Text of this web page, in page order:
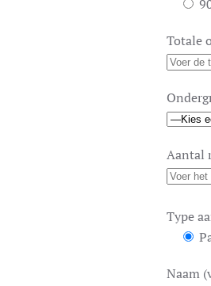
Totale
Aantal
Type
Naam